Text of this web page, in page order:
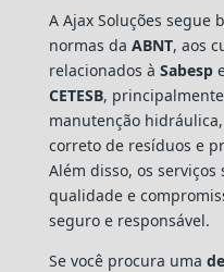
A Ajax Soluções segue
normas da ABNT, aos
relacionados à Sabesp
CETESB,
manutenção
correto de resíduos e
Além disso, os
qualidade e
seguro e responsável.
Se você procura uma